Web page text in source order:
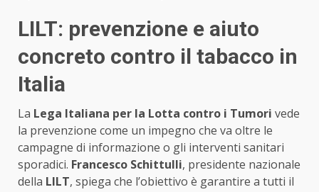
LILT: prevenzione e aiuto
concreto contro il tabacco in
Italia
La Lega Italiana per la Lotta contro i Tumori vede
la prevenzione come un impegno che va oltre le
campagne di informazione o gli interventi sanitari
sporadici. Francesco Schittulli, presidente nazionale
della LILT, spiega che l’obiettivo è garantire a tutti il